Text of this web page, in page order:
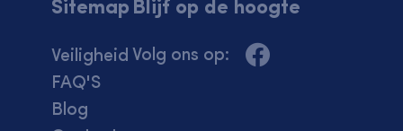
Veiligheid
FAQ'S
Blog
Volg ons op: